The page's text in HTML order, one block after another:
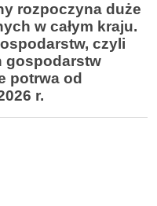
rozpoczyna duże
w całym kraju.
czyli
gospodarstw
potrwa od
r.